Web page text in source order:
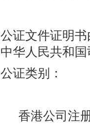
公证文件证明
中华人民共和
公证类别：
香港公司注